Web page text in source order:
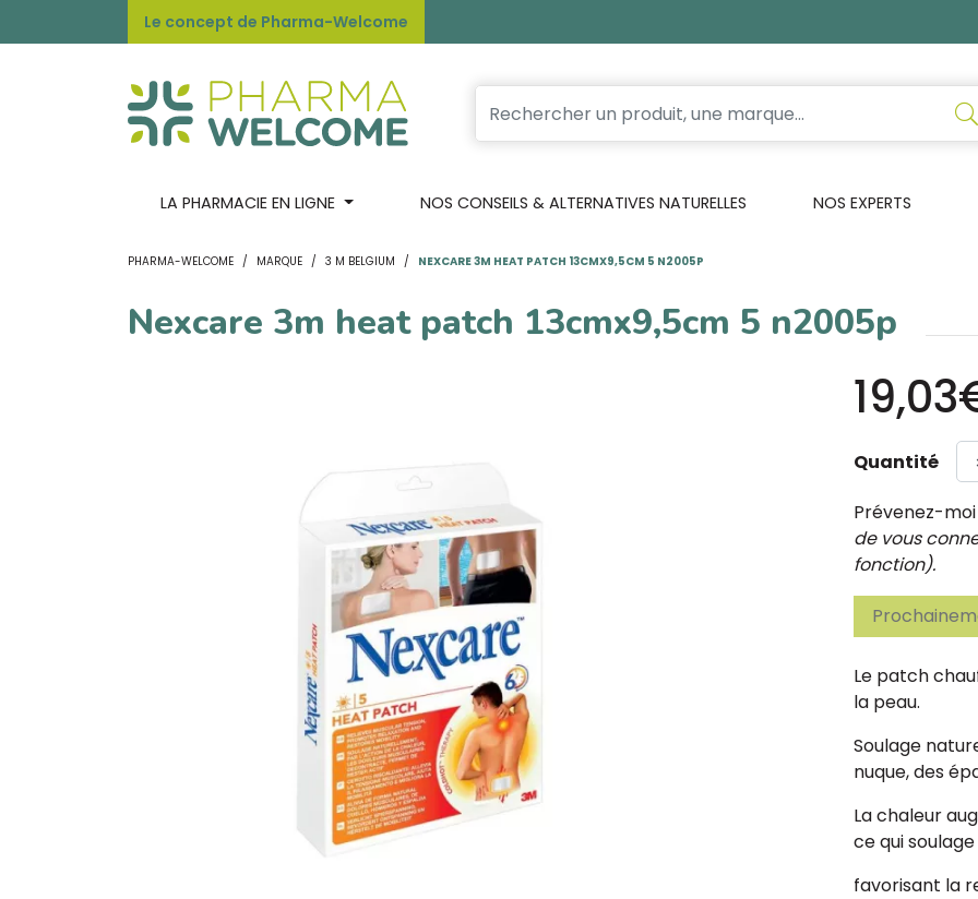
Le concept de Pharma-Welcome
LA PHARMACIE EN LIGNE NOS CONSEILS & ALTERNATIVES NATURELLES NOS EXPERTS
PHARMA-WELCOME MARQUE 3 M BELGIUM NEXCARE 3M HEAT PATCH 13CMX9,5CM 5 N2005P
Nexcare 3m heat patch 13cmx9,5cm 5 n2005p
Quantité
Prévenez-
de vous
fonction).
Le patch
la peau.
Soulage
nuque, des
La chaleur
ce qui
favorisant la